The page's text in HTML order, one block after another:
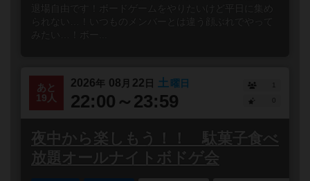
退場自由です！ボードゲームをやりたいけど平日に集め
られない…！いつものメンバーとは違う顔ぶれでやって
あと
19人
2026年 08 月 22 日 土 曜日
22:00～23:59
1
夜中から楽しもう！！ 駄菓子食べ
放題オールナイトボドゲ会